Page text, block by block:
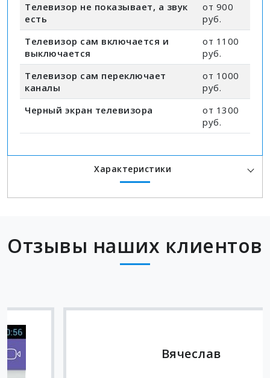
Телевизор не показывает, а звук
есть
от 900
руб.
Телевизор сам включается и
выключается
от 1100
руб.
Телевизор сам переключает
каналы
от 1000
руб.
Черный экран телевизора
от 1300
руб.
Характеристики
Отзывы наших клиентов